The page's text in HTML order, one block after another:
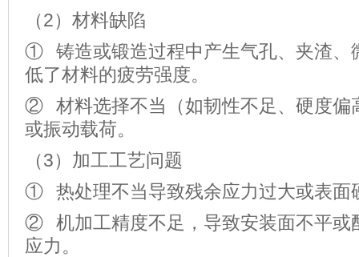
（2）材料缺陷
① 铸造或锻造过程中产生气孔、夹渣、
低了材料的疲劳强度。
② 材料选择不当（如韧性不足、硬度偏
或振动载荷。
（3）加工工艺问题
① 热处理不当导致残余应力过大或表面
② 机加工精度不足，导致安装面不平或
应力。